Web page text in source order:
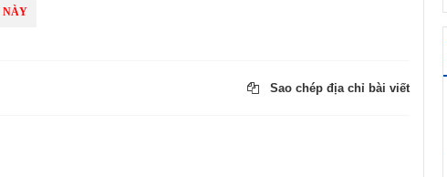
NÀY
Sao chép địa chỉ bài viết